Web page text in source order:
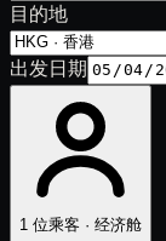
目的地
出发日期
1 位乘客 · 经济舱